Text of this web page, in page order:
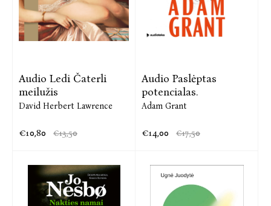
Audio Ledi Čaterli
meilužis
David Herbert Lawrence
€10,80 €13,50
Audio Paslėptas
potencialas.
Adam Grant
€14,00 €17,50